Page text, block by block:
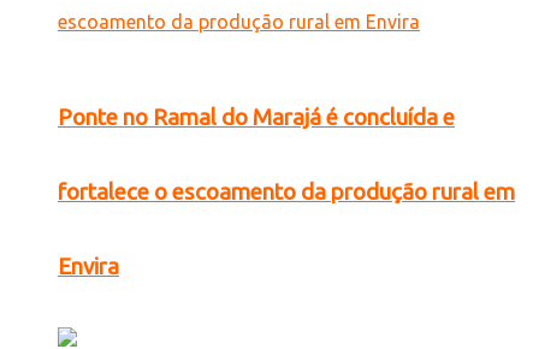
Ponte no Ramal do Marajá é concluída e
fortalece o escoamento da produção rural em
Envira